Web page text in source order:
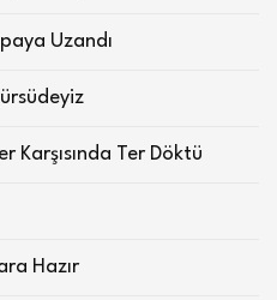
Uzandı
Karşısında Ter Döktü
Hazır